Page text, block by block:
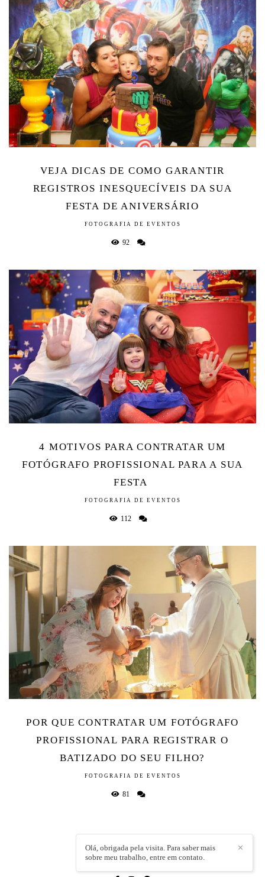
VEJA DICAS DE COMO GARANTIR
REGISTROS INESQUECÍVEIS DA SUA
FESTA DE ANIVERSÁRIO
FOTOGRAFIA DE EVENTOS
92
4 MOTIVOS PARA CONTRATAR UM
FOTÓGRAFO PROFISSIONAL PARA A SUA
FESTA
FOTOGRAFIA DE EVENTOS
112
POR QUE CONTRATAR UM FOTÓGRAFO
PROFISSIONAL PARA REGISTRAR O
BATIZADO DO SEU FILHO?
FOTOGRAFIA DE EVENTOS
81
LÍVIA CAPELI/CONTATO
✕
Olá, obrigada pela visita. Para saber mais
sobre meu trabalho, entre em contato.